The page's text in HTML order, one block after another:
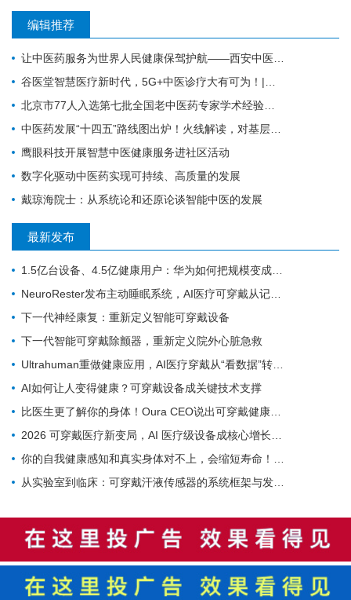
编辑推荐
让中医药服务为世界人民健康保驾护航——西安中医脑病医院为外籍患者服务纪实
谷医堂智慧医疗新时代，5G+中医诊疗大有可为！|谷医堂科技中医
北京市77人入选第七批全国老中医药专家学术经验继承工作指导老师（附名单）
中医药发展“十四五”路线图出炉！火线解读，对基层医生有哪些利好？
鹰眼科技开展智慧中医健康服务进社区活动
数字化驱动中医药实现可持续、高质量的发展
戴琼海院士：从系统论和还原论谈智能中医的发展
最新发布
1.5亿台设备、4.5亿健康用户：华为如何把规模变成数据
NeuroRester发布主动睡眠系统，AI医疗可穿戴从记录走向反馈
下一代神经康复：重新定义智能可穿戴设备
下一代智能可穿戴除颤器，重新定义院外心脏急救
Ultrahuman重做健康应用，AI医疗穿戴从“看数据”转向“给行动”
AI如何让人变得健康？可穿戴设备成关键技术支撑
比医生更了解你的身体！Oura CEO说出可穿戴健康设备对医疗体系的革命
2026 可穿戴医疗新变局，AI 医疗级设备成核心增长引擎
你的自我健康感知和真实身体对不上，会缩短寿命！多国队列研究实锤
从实验室到临床：可穿戴汗液传感器的系统框架与发展路线图